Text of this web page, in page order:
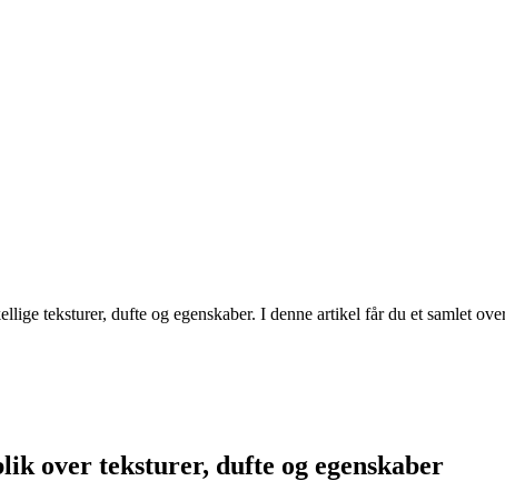
teksturer, dufte og egenskaber. I denne artikel får du et samlet
over teksturer, dufte og egenskaber